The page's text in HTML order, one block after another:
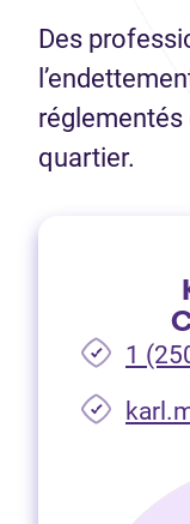
Des
réglementés
quartier.
1